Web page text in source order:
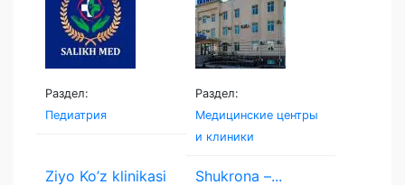
Раздел:
Педиатрия
Раздел:
Медицинские центры
и клиники
Ziyo Ko’z klinikasi Shukrona –...